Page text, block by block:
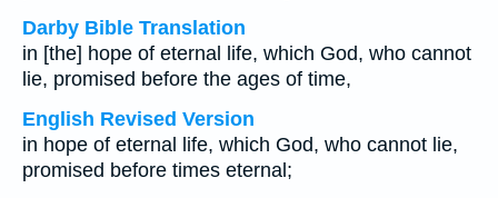
Darby Bible Translation
in [the] hope of eternal life, which God, who cannot
lie, promised before the ages of time,
English Revised Version
in hope of eternal life, which God, who cannot lie,
promised before times eternal;